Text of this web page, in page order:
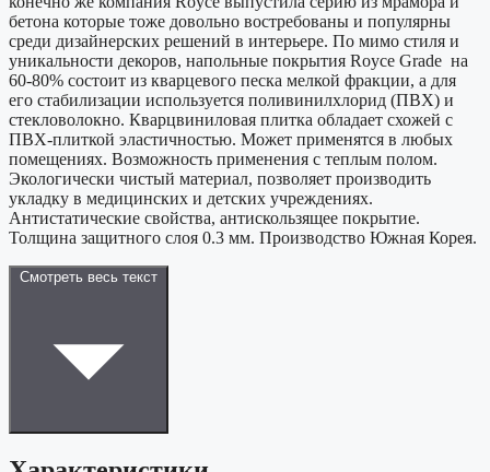
бетона которые тоже довольно востребованы и популярны
среди дизайнерских решений в интерьере. По мимо стиля и
уникальности декоров, напольные покрытия Royce Grade на
60-80% состоит из кварцевого песка мелкой фракции, а для
его стабилизации используется поливинилхлорид (ПВХ) и
стекловолокно. Кварцвиниловая плитка обладает схожей с
ПВХ-плиткой эластичностью. Может применятся в любых
помещениях. Возможность применения с теплым полом.
Экологически чистый материал, позволяет производить
укладку в медицинских и детских учреждениях.
Антистатические свойства, антискользящее покрытие.
Толщина защитного слоя 0.3 мм. Производство Южная Корея.
Смотреть весь текст